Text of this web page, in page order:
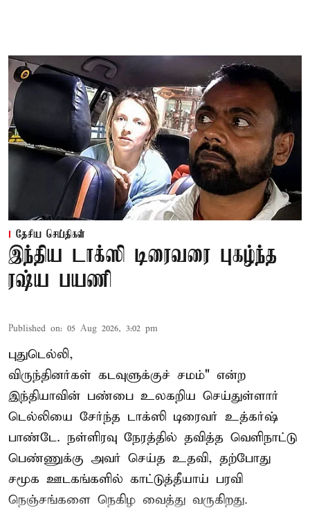
தேசிய செய்திகள்
இந்திய டாக்ஸி டிரைவரை புகழ்ந்த
ரஷ்ய பயணி
Published on: 05 Aug 2026, 3:02 pm
புதுடெல்லி,
விருந்தினர்கள் கடவுளுக்குச் சமம்" என்ற
இந்தியாவின் பண்பை உலகறிய செய்துள்ளார்
டெல்லியை சேர்ந்த டாக்ஸி டிரைவர் உத்கர்ஷ்
பாண்டே. நள்ளிரவு நேரத்தில் தவித்த வெளிநாட்டு
பெண்ணுக்கு அவர் செய்த உதவி, தற்போது
சமூக ஊடகங்களில் காட்டுத்தீயாய் பரவி
நெஞ்சங்களை நெகிழ வைத்து வருகிறது.